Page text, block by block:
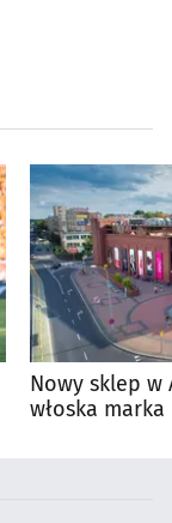
Nowy sklep w
włoska